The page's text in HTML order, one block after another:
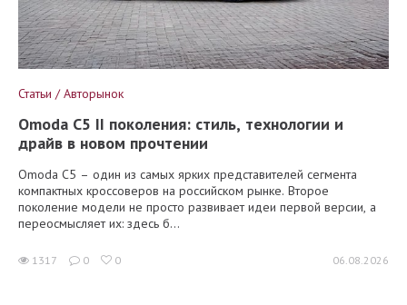
Статьи / Авторынок
Omoda C5 II поколения: стиль, технологии и
драйв в новом прочтении
Omoda C5 – один из самых ярких представителей сегмента
компактных кроссоверов на российском рынке. Второе
поколение модели не просто развивает идеи первой версии, а
переосмысляет их: здесь б...
1317 0 0 06.08.2026